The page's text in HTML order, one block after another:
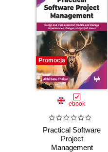
Promocja
ebook
Practical Software
Project
Management